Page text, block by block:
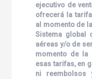
ejecutivo de
ofrecerá la
al momento de
Sistema global
aéreas y/o de
momento de la
esas tarifas, en
ni reembolsos